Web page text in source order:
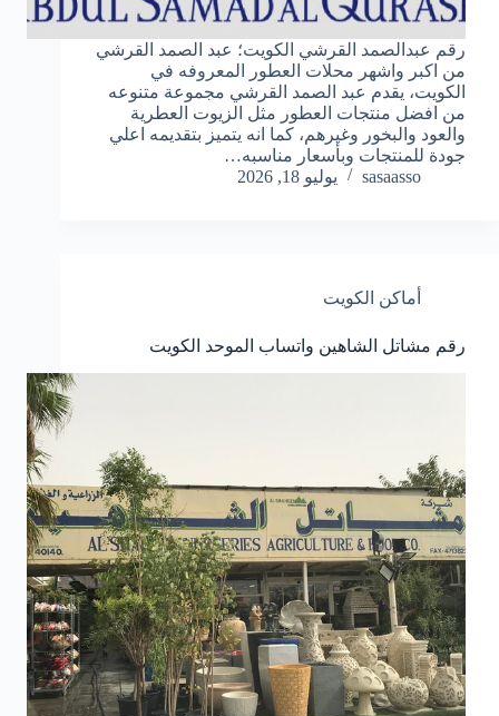
رقم عبدالصمد القرشي الكويت؛ عبد الصمد القرشي
من اكبر واشهر محلات العطور المعروفه في
الكويت، يقدم عبد الصمد القرشي مجموعة متنوعه
من افضل منتجات العطور مثل الزيوت العطرية
والعود والبخور وغيرهم، كما انه يتميز بتقديمه اعلي
جودة للمنتجات وبأسعار مناسبه…
sasaasso
يوليو 18, 2026
أماكن الكويت
رقم مشاتل الشاهين واتساب الموحد الكويت